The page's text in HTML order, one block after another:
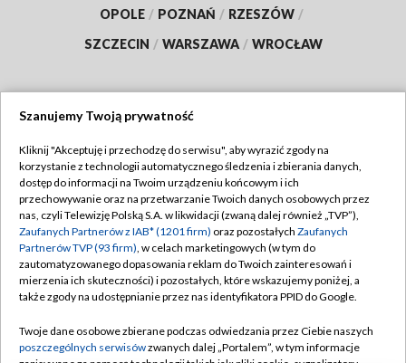
OPOLE / POZNAŃ / RZESZÓW /
SZCZECIN / WARSZAWA / WROCŁAW
TVP
Abonament TVP
Emisja w TVP
Centrum informacji TVP
Naziemna Telewizja Cyfrowa
Rada Programowa
Regulamin TVP
Polityka prywatności
Moje zgody
Pomoc
Kontakt
Szanujemy Twoją prywatność
Kliknij "Akceptuję i przechodzę do serwisu", aby wyrazić zgody na
korzystanie z technologii automatycznego śledzenia i zbierania danych,
dostęp do informacji na Twoim urządzeniu końcowym i ich
przechowywanie oraz na przetwarzanie Twoich danych osobowych przez
nas, czyli Telewizję Polską S.A. w likwidacji (zwaną dalej również „TVP”),
Zaufanych Partnerów z IAB* (1201 firm) oraz pozostałych Zaufanych
Partnerów TVP (93 firm), w celach marketingowych (w tym do
zautomatyzowanego dopasowania reklam do Twoich zainteresowań i
mierzenia ich skuteczności) i pozostałych, które wskazujemy poniżej, a
także zgody na udostępnianie przez nas identyfikatora PPID do Google.
Twoje dane osobowe zbierane podczas odwiedzania przez Ciebie naszych
poszczególnych serwisówzwanych dalej „Portalem”, w tym informacje